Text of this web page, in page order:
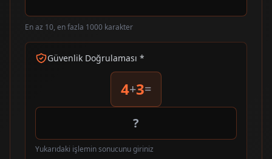
En az 10, en fazla 1000 karakter
Güvenlik Doğrulaması *
4+3=
Yukarıdaki işlemin sonucunu giriniz